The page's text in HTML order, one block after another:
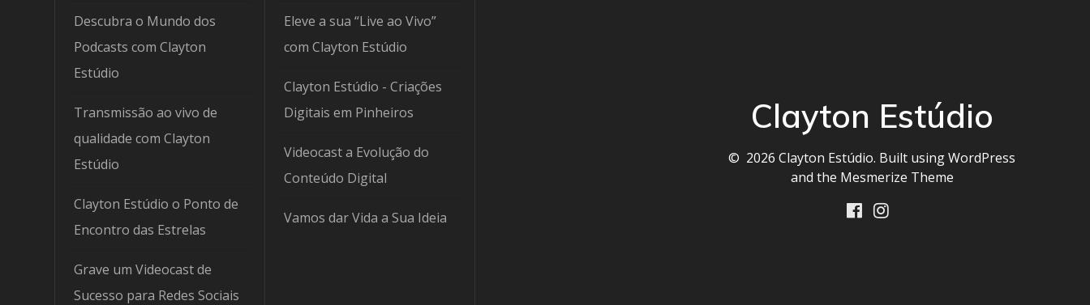
Descubra o Mundo dos
Podcasts com Clayton
Estúdio
Transmissão ao vivo de
qualidade com Clayton
Estúdio
Clayton Estúdio o Ponto de
Encontro das Estrelas
Grave um Videocast de
Sucesso para Redes Sociais
Eleve a sua “Live ao Vivo”
com Clayton Estúdio
Clayton Estúdio - Criações
Digitais em Pinheiros
Videocast a Evolução do
Conteúdo Digital
Vamos dar Vida a Sua Ideia
Clayton Estúdio
© 2026 Clayton Estúdio. Built using WordPress
and the Mesmerize Theme